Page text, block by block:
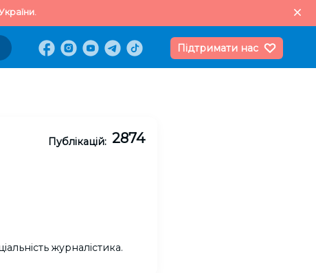
Підтримати нас
Публікацій: 2874
журналістика.